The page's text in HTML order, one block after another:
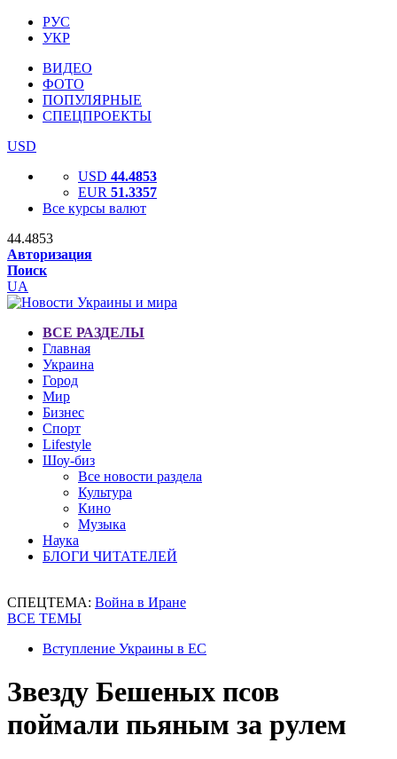
РУС
УКР
ВИДЕО
ФОТО
ПОПУЛЯРНЫЕ
СПЕЦПРОЕКТЫ
USD
USD 44.4853
EUR 51.3357
Все курсы валют
44.4853
Авторизация
Поиск
UA
ВСЕ РАЗДЕЛЫ
Главная
Украина
Город
Мир
Бизнес
Спорт
Lifestyle
Шоу-биз
Все новости раздела
Культура
Кино
Музыка
Наука
БЛОГИ ЧИТАТЕЛЕЙ
СПЕЦТЕМА: Война в Иране
ВСЕ ТЕМЫ
Вступление Украины в ЕС
Звезду Бешеных псов
поймали пьяным за рулем